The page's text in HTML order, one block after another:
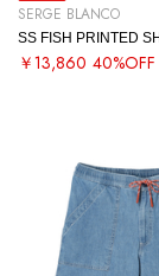
SERGE BLANCO
SS FISH PRINTED
￥13,860 40%OFF